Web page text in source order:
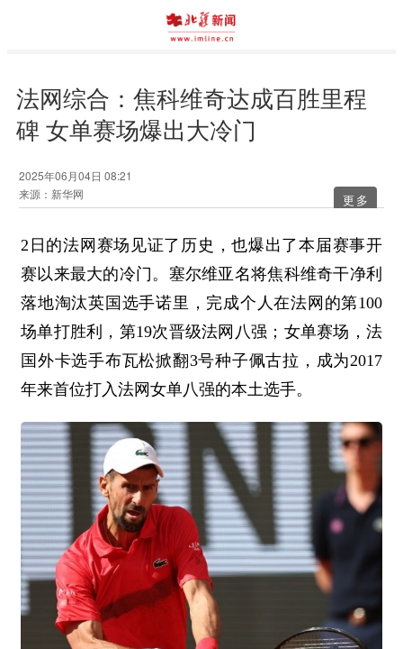
法网综合：焦科维奇达成百胜里程
碑 女单赛场爆出大冷门
2025年06月04日 08:21
来源：新华网
更多
2日的法网赛场见证了历史，也爆出了本届赛事开
赛以来最大的冷门。塞尔维亚名将焦科维奇干净利
落地淘汰英国选手诺里，完成个人在法网的第100
场单打胜利，第19次晋级法网八强；女单赛场，法
国外卡选手布瓦松掀翻3号种子佩古拉，成为2017
年来首位打入法网女单八强的本土选手。